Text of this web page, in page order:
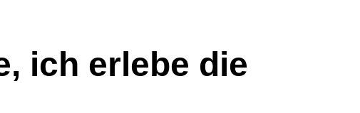
ich erlebe die